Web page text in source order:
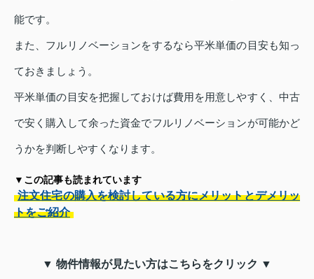
能です。
また、フルリノベーションをするなら平米単価の目安も知っ
ておきましょう。
平米単価の目安を把握しておけば費用を用意しやすく、中古
で安く購入して余った資金でフルリノベーションが可能かど
うかを判断しやすくなります。
▼この記事も読まれています
注文住宅の購入を検討している方にメリットとデメリッ
トをご紹介
▼ 物件情報が見たい方はこちらをクリック ▼